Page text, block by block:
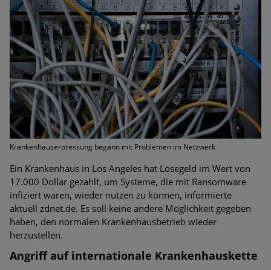
Bedrohungen
Ungebremster Aufstieg: Mega-Ransomware. Deutsche
Unternehmen dürfen Bedrohungspotential nicht
unterschätzen
Weiterentwicklung der HTTP-basierten Cyberangriffe lässt
Experten vor Tsunami bei Web-DDoS-Angriffen warnen
Phishing-Trend: Führungskräfte im Visier. Was hilft gegen
Harpoon Whaling?
Aktuelle Phishing-Kampagnen mit großen Markennamen –
Amazon hat nun reagiert
Fake-Unternehmensprofile auf LinkedIn: Unternehmen und
Nutzer im Visier der Datendiebe
Cyber Experience Center in Augsburg
Krankenhauserpressung begann mit Problemen im Netzwerk
Ein Krankenhaus in Los Angeles hat Lösegeld im Wert von
17.000 Dollar gezahlt, um Systeme, die mit Ransomware
infiziert waren, wieder nutzen zu können, informierte
aktuell zdnet.de. Es soll keine andere Möglichkeit gegeben
haben, den normalen Krankenhausbetrieb wieder
herzustellen.
Angriff auf internationale Krankenhauskette